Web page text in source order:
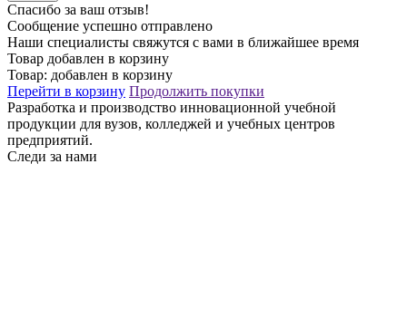
Спасибо за ваш отзыв!
Сообщение успешно отправлено
Наши специалисты свяжутся с вами в ближайшее время
Товар добавлен в корзину
Товар: добавлен в корзину
Перейти в корзину Продолжить покупки
Разработка и производство инновационной учебной
продукции для вузов, колледжей и учебных центров
предприятий.
Следи за нами